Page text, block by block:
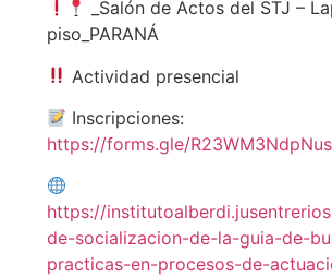
_Salón de Actos del STJ –
piso_PARANÁ
Actividad presencial
Inscripciones:
https://forms.gle/
https://
de-socializacion-de-la-guia-de-
practicas-en-procesos-de-